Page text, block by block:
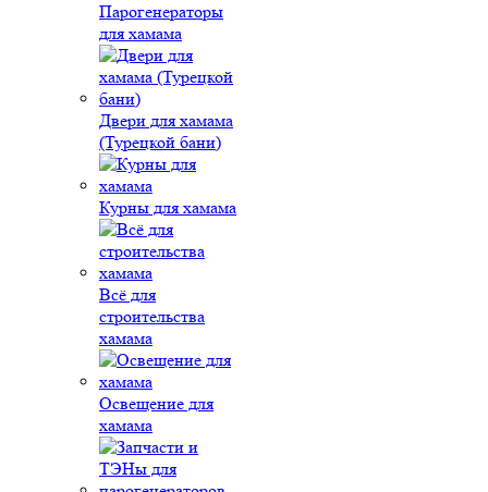
Парогенераторы
для хамама
Двери для хамама
(Турецкой бани)
Курны для хамама
Всё для
строительства
хамама
Освещение для
хамама